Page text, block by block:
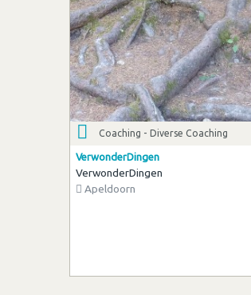
Coaching - Diverse Coaching
VerwonderDingen
VerwonderDingen
Apeldoorn